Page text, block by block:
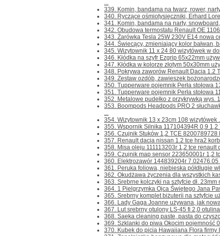
...
339. Komin, bandama na twarz, rower,
340. Ryczące ośmiotysięczniki, Erhard
341. Komin, bandama na narty,
342. Obudowa termostatu Renault OE
343. Żarówka Tesla 25W 230V E14 nowa
344. Świecący, zmieniający kolor bałwan,
345. Wizytownik 11 x 24 80 wizytówek w
346. Kłódka na szyfr Ezgrip 65x22mm
347. Kłódka w kolorze złotym 50x30mm
348. Pokrywa zaworów Renault Dacia 1.2
349. Zestaw ozdób, zawieszek
350. Tupperware pojemnik Perła stołowa
351. Tupperware pojemnik Perła stołowa
352. Metalowe pudełko z przykrywką wys.
353. Boompods Headpods PRO 2
...
354. Wizytownik 13 x 23cm 108 wizytówek
355. Wspornik Silnika 117104394R 0,9
356. Czujnik Stuków 1,2 TCE 8200789728
357. Renault dacia nissan 1.2 tce hra2
358. Misa oleju 111113203r 1,2 tce renault
359. Czujnik map sensor 223650001r 1,2
360. Elektrozawór 144839204r
361. Peruka foliowa, niebieska półdługie
362. Okudżawa życzenia dla wszystkich
363. Srebrne kolczyki na sztyfcie dł. 23mm
364. 1 Pielgrzymka Ojca Świętego Jana
365. Srebrny komplet biżuterii na sztyfcie
366. Lady Gaga Joanne używana, jak
367. Lut srebrny otulony LS-45 fi 2,0 otulina
368. Saeka cleaning paste, pasta do
369. Szklanki do piwa Okocim pojemność
370. Kubek do picia Hawaiiana Flora firmy